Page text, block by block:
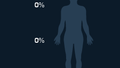
0%
0%